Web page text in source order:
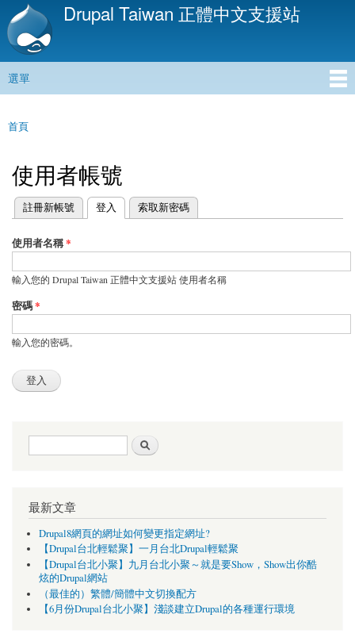
移
內
Drupal Taiwan 正體中文支援站
主選單
選單
您在這裡
首頁
使用者帳號
主要索引標籤
註冊新帳號 登入
(作用中頁籤) 索取新密碼
使用者名稱*
輸入您的 Drupal Taiwan 正體中文支援站 使用者名稱
密碼*
輸入您的密碼。
搜尋表單
最新文章
Drupal8網頁的網址如何變更指定網址?
【Drupal台北輕鬆聚】一月台北Drupal輕鬆聚
【Drupal台北小聚】九月台北小聚～就是要Show，Show出你酷
炫的Drupal網站
（最佳的）繁體/簡體中文切換配方
【6月份Drupal台北小聚】淺談建立Drupal的各種運行環境